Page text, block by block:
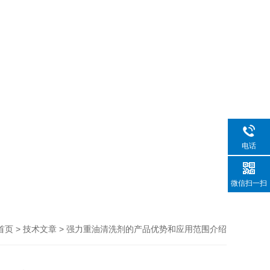
页 > 技术文章 > 强力重油清洗剂的产品优势和应用范围介绍
电话
微信扫一扫